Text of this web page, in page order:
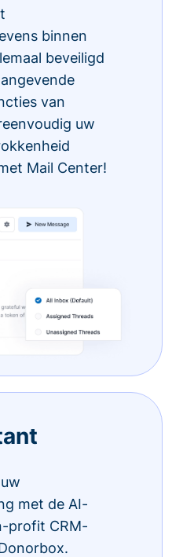
binnen
beveiligd
van
uw
Mail Center!
met de AI-
profit CRM-